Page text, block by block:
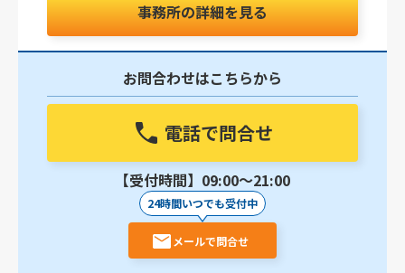
事務所の詳細を見る
お問合わせはこちらから
電話で問合せ
【受付時間】09:00〜21:00
24時間いつでも受付中
メールで問合せ